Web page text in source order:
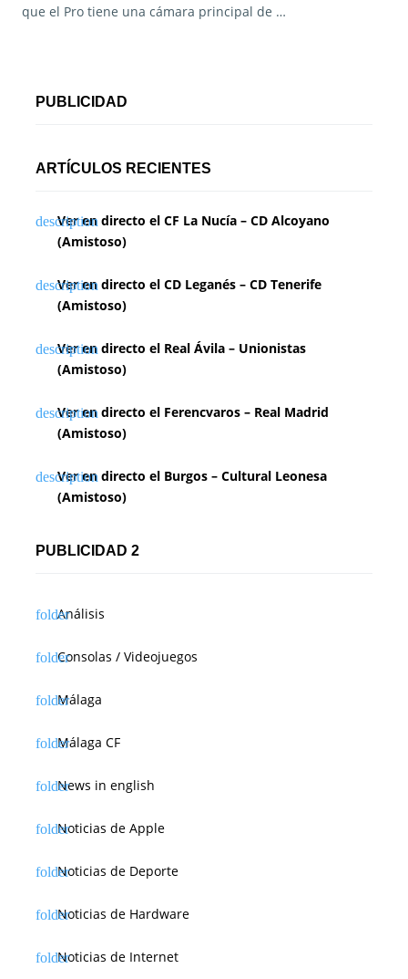
que el Pro tiene una cámara principal de …
PUBLICIDAD
ARTÍCULOS RECIENTES
Ver en directo el CF La Nucía – CD Alcoyano
(Amistoso)
Ver en directo el CD Leganés – CD Tenerife
(Amistoso)
Ver en directo el Real Ávila – Unionistas
(Amistoso)
Ver en directo el Ferencvaros – Real Madrid
(Amistoso)
Ver en directo el Burgos – Cultural Leonesa
(Amistoso)
PUBLICIDAD 2
Análisis
Consolas / Videojuegos
Málaga
Málaga CF
News in english
Noticias de Apple
Noticias de Deporte
Noticias de Hardware
Noticias de Internet